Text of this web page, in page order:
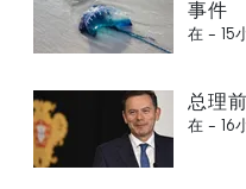
事件
在 - 15
总理
在 - 16